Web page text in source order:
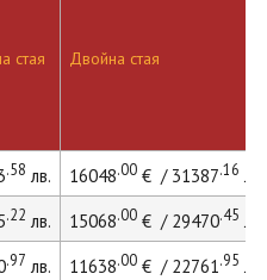
стая Двойна стая
.58 лв. 16048.00€ / 31387.16 лв.
.22 лв. 15068.00€ / 29470.45 лв.
.97 лв. 11638.00€ / 22761.95 лв.